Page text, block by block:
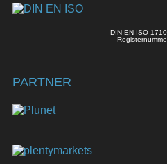
DIN EN ISO
PARTNER